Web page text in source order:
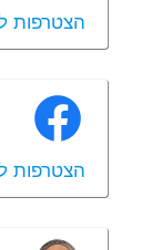
הצטרפות
הצטרפות